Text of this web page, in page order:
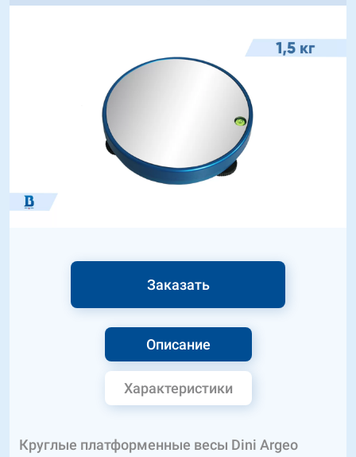
Описание
Характеристики
Заказать
Круглые платформенные весы Dini Argeo